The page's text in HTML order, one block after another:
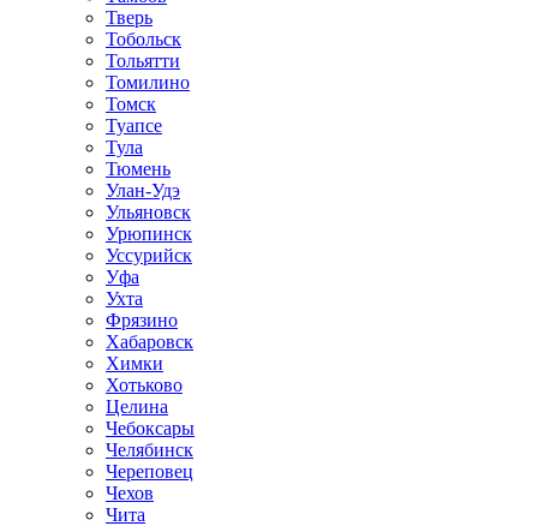
Тверь
Тобольск
Тольятти
Томилино
Томск
Туапсе
Тула
Тюмень
Улан-Удэ
Ульяновск
Урюпинск
Уссурийск
Уфа
Ухта
Фрязино
Хабаровск
Химки
Хотьково
Целина
Чебоксары
Челябинск
Череповец
Чехов
Чита